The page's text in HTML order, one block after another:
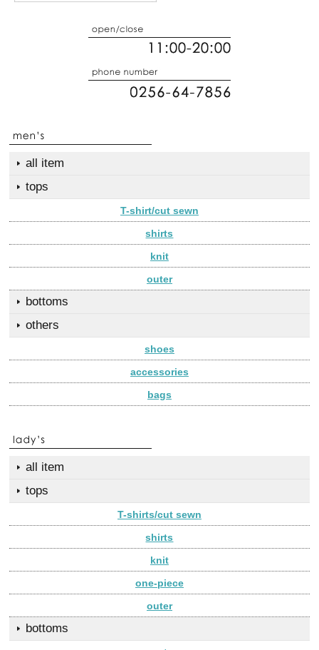
all item
tops
T-shirt/cut sewn
shirts
knit
outer
bottoms
others
shoes
accessories
bags
all item
tops
T-shirts/cut sewn
shirts
knit
one-piece
outer
bottoms